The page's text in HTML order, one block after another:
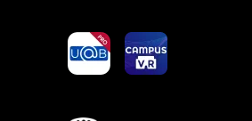
yoU@B Campus VR